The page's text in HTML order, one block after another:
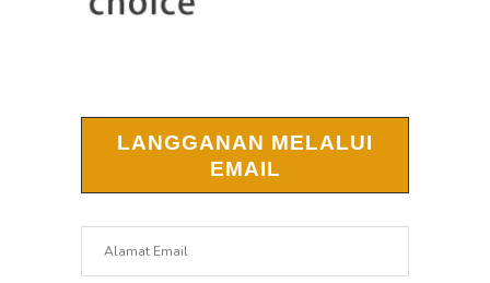
LANGGANAN MELALUI
EMAIL